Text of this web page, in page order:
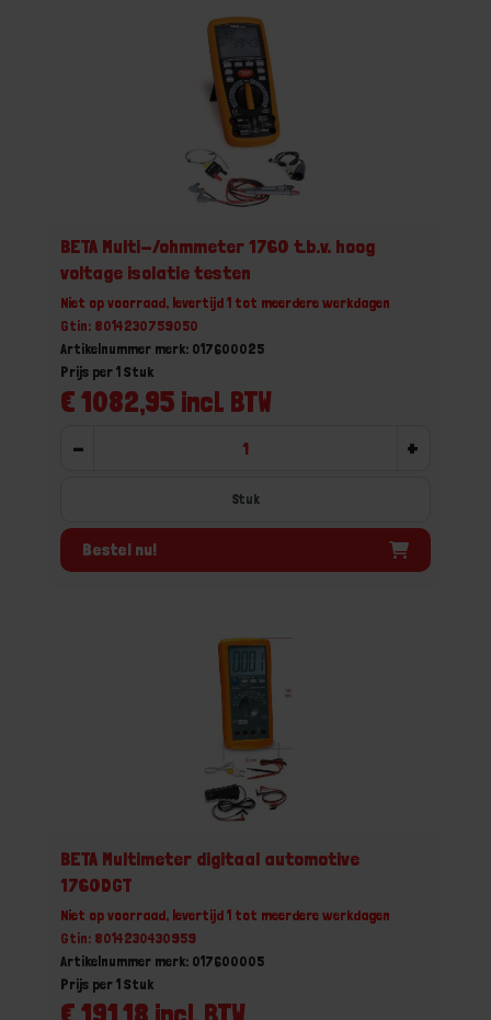
BETA Multi-/ohmmeter 1760 t.b.v. hoog
voltage isolatie testen
Niet op voorraad, levertijd 1 tot meerdere werkdagen
Gtin: 8014230759050
Artikelnummer merk: 017600025
€ 1082,95 incl. BTW
Prijs per 1 Stuk
- +
Stuk
Bestel nu!
BETA Multimeter digitaal automotive
1760DGT
Niet op voorraad, levertijd 1 tot meerdere werkdagen
Gtin: 8014230430959
Artikelnummer merk: 017600005
Prijs per 1 Stuk